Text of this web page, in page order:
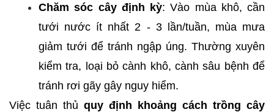
Chăm sóc cây định kỳ: Vào mùa khô, cần
tưới nước ít nhất 2 - 3 lần/tuần, mùa mưa
giảm tưới để tránh ngập úng. Thường xuyên
kiểm tra, loại bỏ cành khô, cành sâu bệnh để
tránh rơi gãy gây nguy hiểm.
Việc tuân thủ quy định khoảng cách trồng cây